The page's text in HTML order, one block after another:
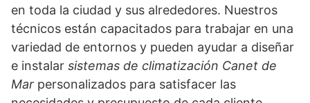
en toda la ciudad y sus alrededores. Nuestros
técnicos están capacitados para trabajar en una
variedad de entornos y pueden ayudar a diseñar
e instalar sistemas de climatización Canet de
Mar personalizados para satisfacer las